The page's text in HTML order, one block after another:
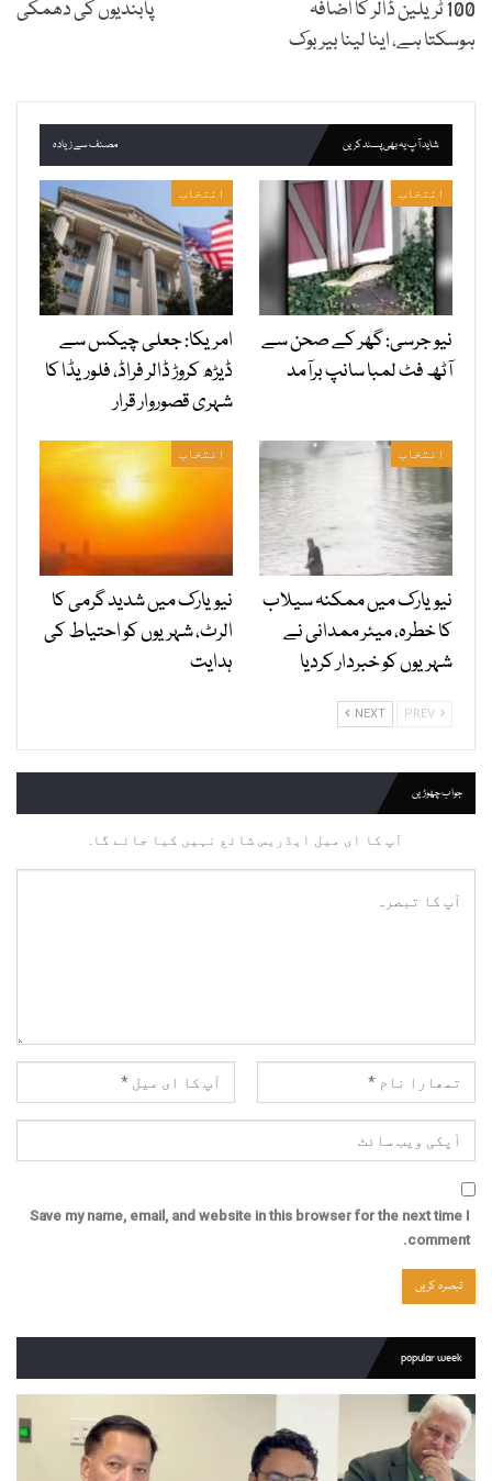
100 ٹریلین ڈالر کا اضافہ
ہوسکتا ہے، اینا لینا بیربوک
پابندیوں کی دھمکی
شاید آپ یہ بھی پسند کریں مصنف سے زیادہ
انتخاب
نیو جرسی: گھر کے صحن سے
آٹھ فٹ لمبا سانپ برآمد
انتخاب
امریکا: جعلی چیکس سے
ڈیڑھ کروڑ ڈالر فراڈ، فلوریڈا کا
شہری قصوروار قرار
انتخاب
نیویارک میں ممکنہ سیلاب
کا خطرہ، میئر ممدانی نے
شہریوں کو خبردار کردیا
انتخاب
نیویارک میں شدید گرمی کا
الرٹ، شہریوں کو احتیاط کی
ہدایت
NEXT
جواب چھوڑیں
آپ کا ای میل ایڈریس شائع نہیں کیا جائے گا.
Save my name, email, and website in this browser for the next time I
comment.
popular week